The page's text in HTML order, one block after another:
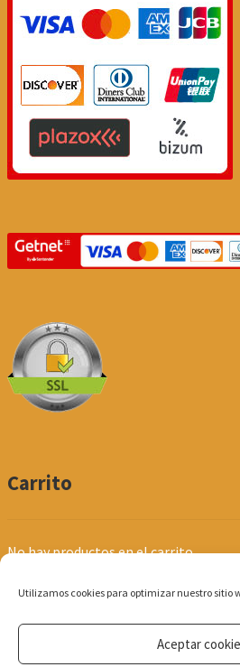
Utilizamos cookies para optimizar nuestro sitio
Aceptar
Carrito
No hay productos en el carrito.